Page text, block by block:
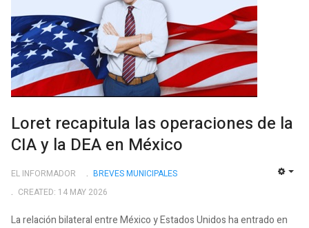
Loret recapitula las operaciones de la
CIA y la DEA en México
EL INFORMADOR
BREVES MUNICIPALES
CREATED: 14 MAY 2026
La relación bilateral entre México y Estados Unidos ha entrado en